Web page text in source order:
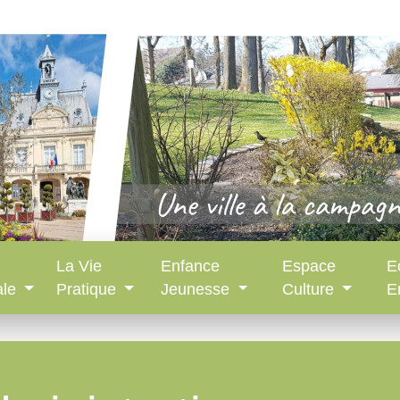
La Vie
Pratique
Enfance
Jeunesse
Espace
Culture